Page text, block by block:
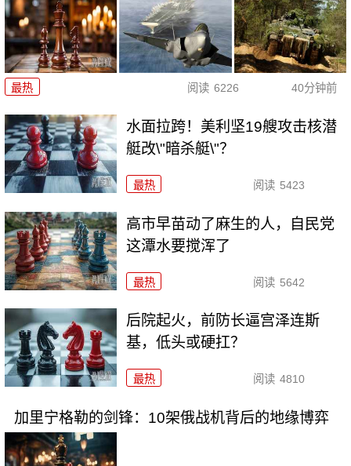
最热 阅读 6226 40分钟前
水面拉跨！美利坚19艘攻击核潜
艇改\"暗杀艇\"？
最热 阅读 5423
高市早苗动了麻生的人，自民党
这潭水要搅浑了
最热 阅读 5642
后院起火，前防长逼宫泽连斯
基，低头或硬扛？
最热 阅读 4810
加里宁格勒的剑锋：10架俄战机背后的地缘博弈